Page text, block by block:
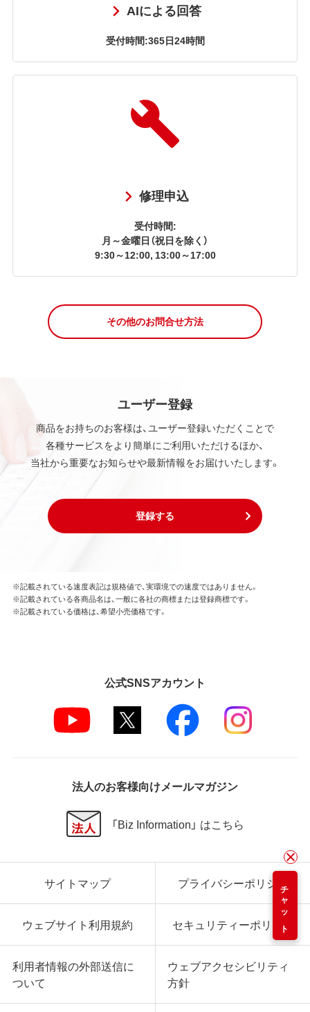
AIによる回答
受付時間:365日24時間
修理申込
受付時間:
月～金曜日（祝日を除く）
9:30～12:00, 13:00～17:00
その他のお問合せ方法
ユーザー登録
商品をお持ちのお客様は、ユーザー登録いただくことで
各種サービスをより簡単にご利用いただけるほか、
当社から重要なお知らせや最新情報をお届けいたします。
登録する
チャット
※記載されている速度表記は規格値で、実環境での速度ではありません。
※記載されている各商品名は、一般に各社の商標または登録商標です。
※記載されている価格は、希望小売価格です。
公式SNSアカウント
法人のお客様向けメールマガジン
「Biz Information」 はこちら
サイトマップ プライバシーポリシー
ウェブサイト利用規約 セキュリティーポリシー
利用者情報の外部送信に
ついて
ウェブアクセシビリティ
方針